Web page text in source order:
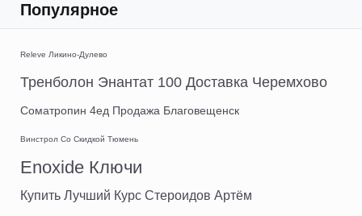
Популярное
Releve Ликино-Дулево
Тренболон Энантат 100 Доставка Черемхово
Cоматропин 4ед Продажа Благовещенск
Винстрол Со Скидкой Тюмень
Enoxide Ключи
Купить Лучший Курс Стероидов Артём